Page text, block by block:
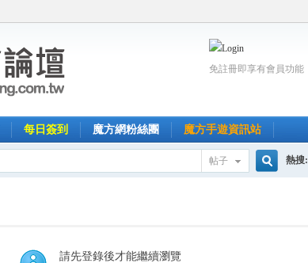
免註冊即享有會員功能
每日簽到 魔方網粉絲團 魔方手遊資訊站
帖子 熱搜:
請先登錄後才能繼續瀏覽